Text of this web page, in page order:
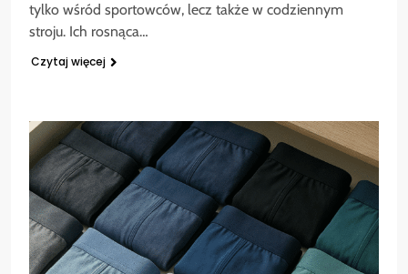
tylko wśród sportowców, lecz także w codziennym
stroju. Ich rosnąca…
Czytaj więcej